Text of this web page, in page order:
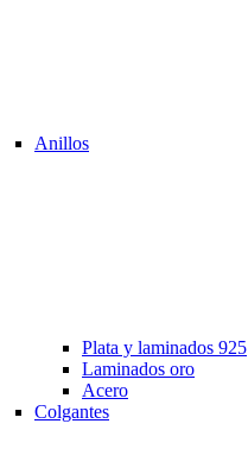
Anillos
Plata y laminados 925
Laminados oro
Acero
Colgantes